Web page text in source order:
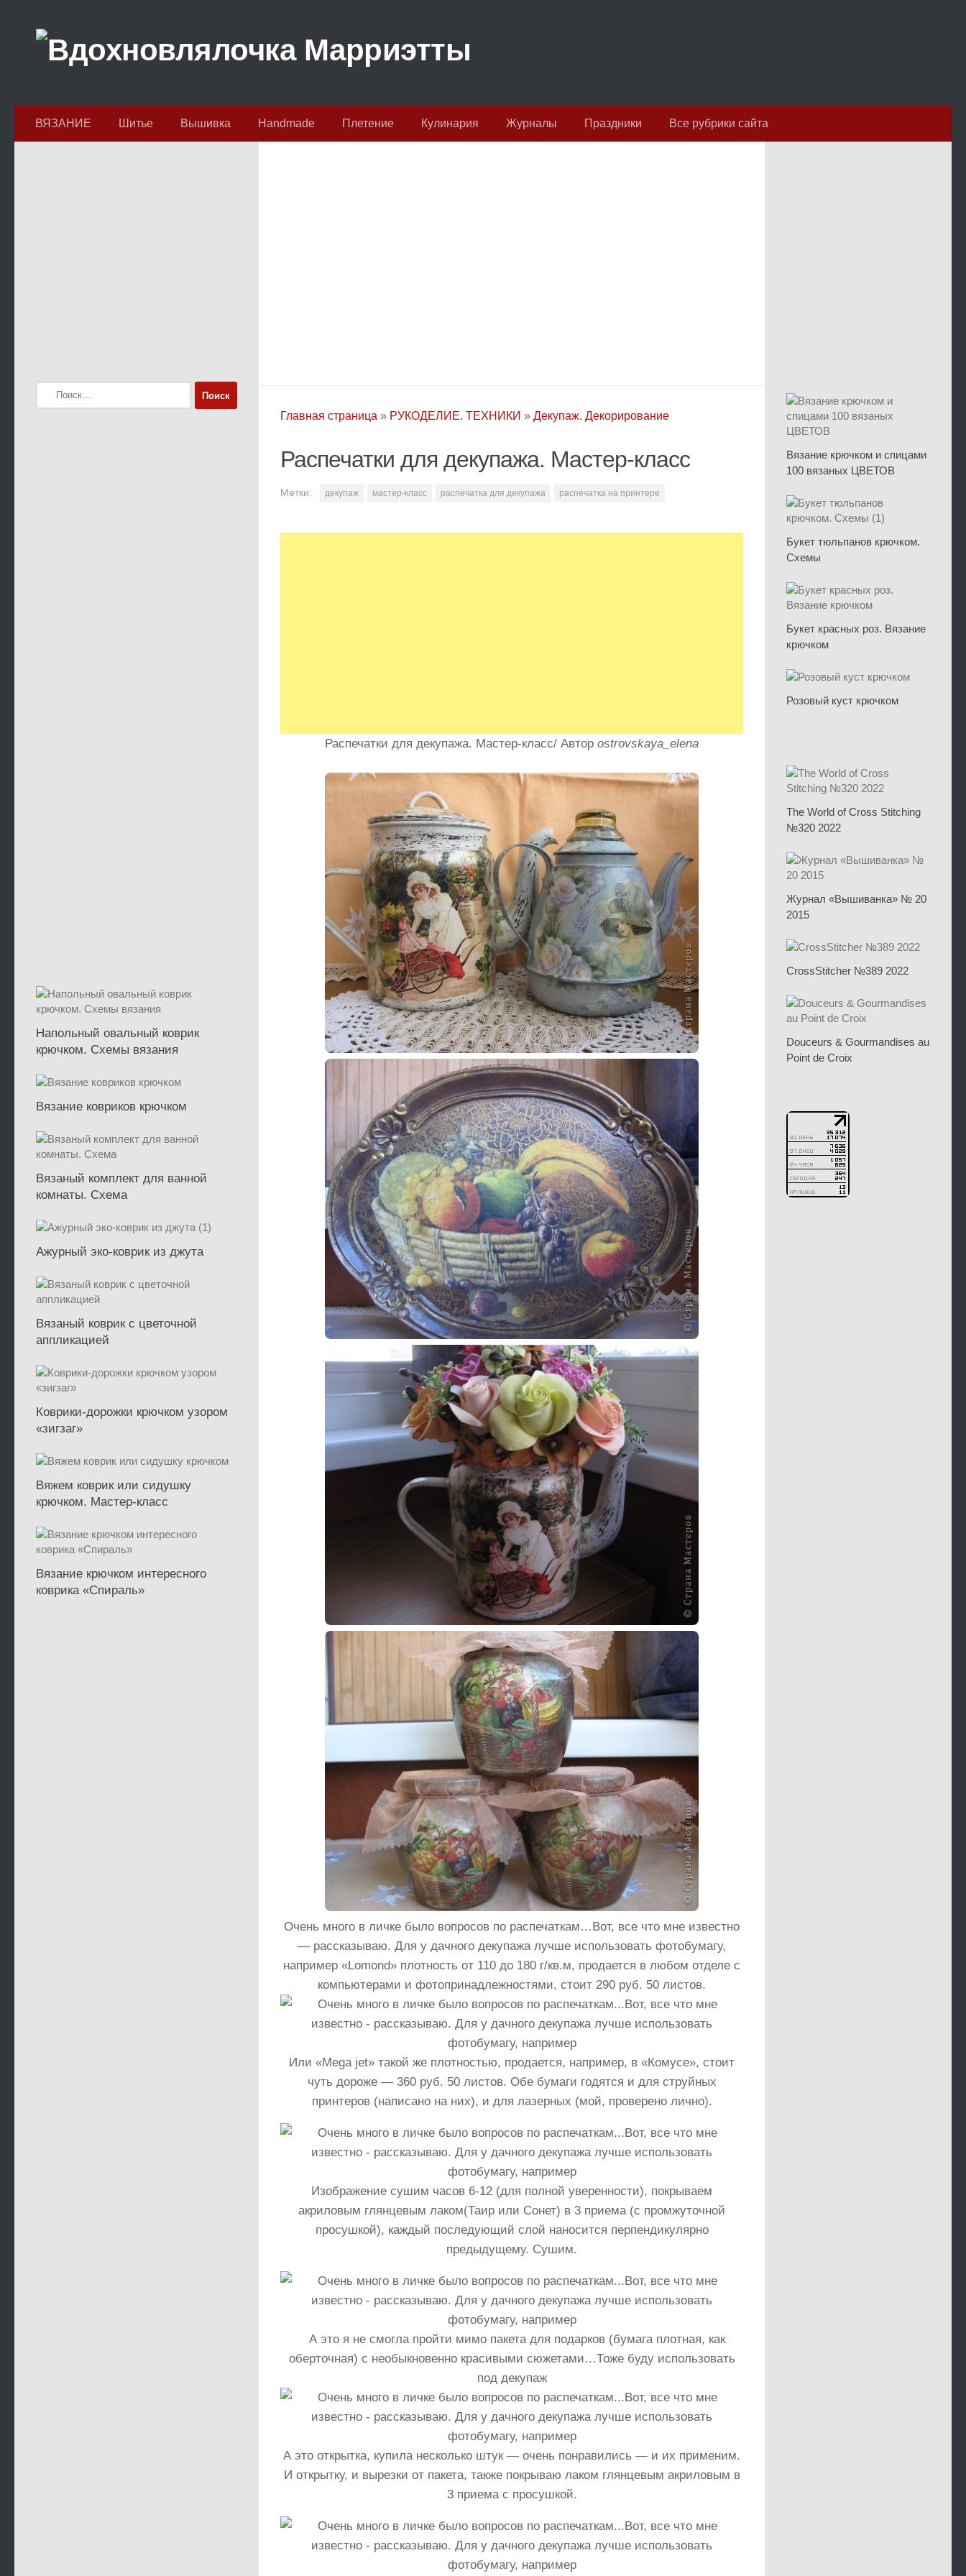
ВЯЗАНИЕ Шитье Вышивка Handmade Плетение Кулинария Журналы Праздники Все рубрики сайта
Главная страница » РУКОДЕЛИЕ. ТЕХНИКИ » Декупаж. Декорирование
Распечатки для декупажа. Мастер-класс
Метки: декупаж мастер-класс распечатка для декупажа распечатка на принтере
Распечатки для декупажа. Мастер-класс/ Автор ostrovskaya_elena
Очень много в личке было вопросов по распечаткам…Вот, все что мне известно
— рассказываю. Для у дачного декупажа лучше использовать фотобумагу,
например «Lomond» плотность от 110 до 180 г/кв.м, продается в любом отделе с
компьютерами и фотопринадлежностями, стоит 290 руб. 50 листов.
Или «Mega jet» такой же плотностью, продается, например, в «Комусе», стоит
чуть дороже — 360 руб. 50 листов. Обе бумаги годятся и для струйных
принтеров (написано на них), и для лазерных (мой, проверено лично).
Изображение сушим часов 6-12 (для полной уверенности), покрываем
акриловым глянцевым лаком(Таир или Сонет) в 3 приема (с промжуточной
просушкой), каждый последующий слой наносится перпендикулярно
предыдущему. Сушим.
А это я не смогла пройти мимо пакета для подарков (бумага плотная, как
оберточная) с необыкновенно красивыми сюжетами…Тоже буду использовать
под декупаж
А это открытка, купила несколько штук — очень понравились — и их применим.
И открытку, и вырезки от пакета, также покрываю лаком глянцевым акриловым в
3 приема с просушкой.
Найти:
Напольный овальный коврик
крючком. Схемы вязания
Вязание ковриков крючком
Вязаный комплект для ванной
комнаты. Схема
Ажурный эко-коврик из джута
Вязаный коврик с цветочной
аппликацией
Коврики-дорожки крючком узором
«зигзаг»
Вяжем коврик или сидушку
крючком. Мастер-класс
Вязание крючком интересного
коврика «Спираль»
Вязание крючком и спицами
100 вязаных ЦВЕТОВ
Букет тюльпанов крючком.
Схемы
Букет красных роз. Вязание
крючком
Розовый куст крючком
The World of Cross Stitching
№320 2022
Журнал «Вышиванка» № 20
2015
CrossStitcher №389 2022
Douceurs & Gourmandises au
Point de Croix